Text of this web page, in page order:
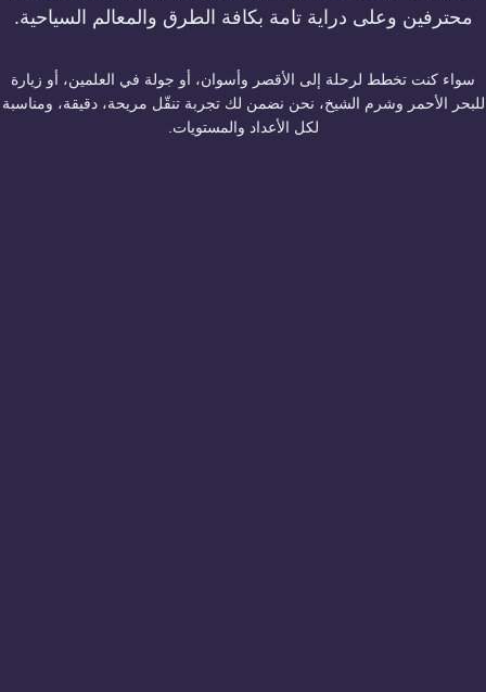
محترفين وعلى دراية تامة بكافة الطرق والمعالم السياحية.
سواء كنت تخطط لرحلة إلى الأقصر وأسوان، أو جولة في العلمين، أو زيارة
للبحر الأحمر وشرم الشيخ، نحن نضمن لك تجربة تنقّل مريحة، دقيقة، ومناسبة
لكل الأعداد والمستويات.